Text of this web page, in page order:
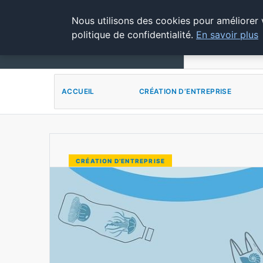
29 AOÛT 2025
POUVOIR OUVRIER
ACCUEIL
JURIDIQUE ET
ACCUEIL CRÉATION D’ENTREPRISE
CRÉATION D’ENTREPRISE
QUELS SONT LES
En 2025, les entreprises sont
29 AOÛT 2025
Nous utilisons des cookies pour
politique de confidentialité. En savoir plus